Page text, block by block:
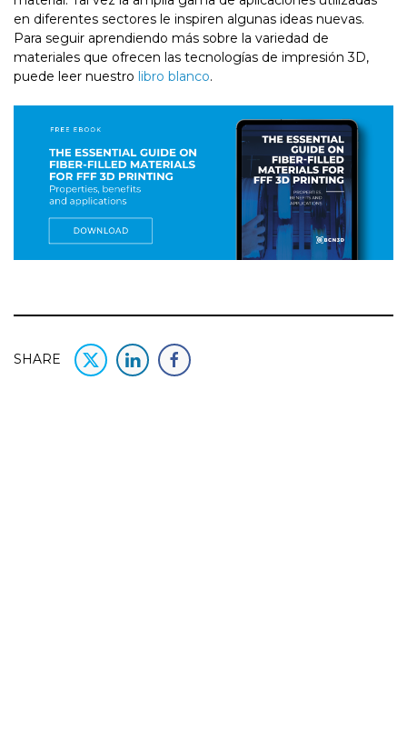
en diferentes sectores le inspiren algunas ideas nuevas.
Para seguir aprendiendo más sobre la variedad de
materiales que ofrecen las tecnologías de impresión 3D,
puede leer nuestro libro blanco.
SHARE